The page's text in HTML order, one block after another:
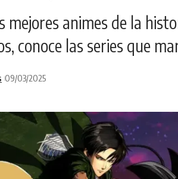
mejores animes de la
conoce las series que
09/03/2025